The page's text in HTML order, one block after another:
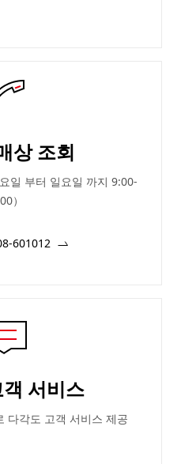
상 조회
일 부터 일요일 까지 9:00-
）
601012
서비스
다각도 고객 서비스 제공